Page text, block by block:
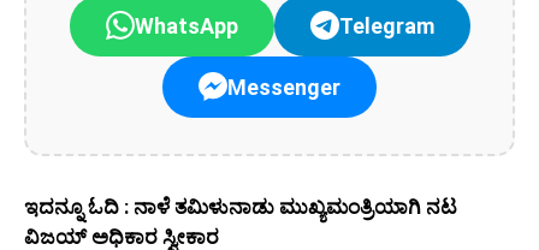
WhatsApp Telegram
Messenger
ಇದನ್ನೂ ಓದಿ : ನಾಳೆ ತಮಿಳುನಾಡು ಮುಖ್ಯಮಂತ್ರಿಯಾಗಿ ನಟ
ವಿಜಯ್ ಅಧಿಕಾರ ಸ್ವೀಕಾರ